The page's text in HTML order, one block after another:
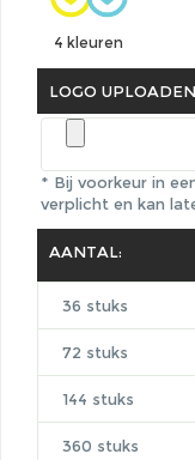
4 kleuren
LOGO
* Bij voorkeur in
verplicht en kan
AANTAL:
36 stuks
72 stuks
144 stuks
360 stuks